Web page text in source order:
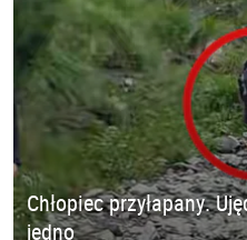
Chłopiec przyłapany.
jedno